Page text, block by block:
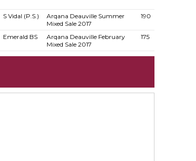
S Vidal (P.S.)
Arqana Deauville Summer
Mixed Sale 2017
190
Emerald BS
Arqana Deauville February
Mixed Sale 2017
175